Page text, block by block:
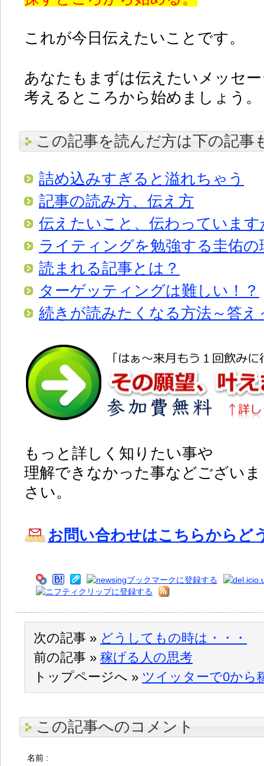
これが今日伝えたいことです。
あなたもまずは伝えたいメッセ
考えるところから始めましょう。
この記事を読んだ方は下の記事
詰め込みすぎると溢れちゃう
記事の読み方、伝え方
伝えたいこと、伝わっています
ライティングを勉強する圭佑の
読まれる記事とは？
ターゲッティングは難しい！？
続きが読みたくなる方法～答え
もっと詳しく知りたい事や
理解できなかった事などござい
さい。
お問い合わせはこちらからど
次の記事 » どうしてもの時は・・・
前の記事 » 稼げる人の思考
トップページへ » ツイッターで0から
この記事へのコメント
名前 :